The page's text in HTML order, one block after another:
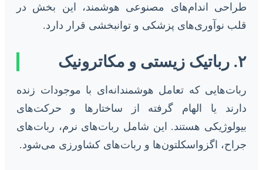
طراحی اندام‌های مصنوعی هوشمند، این بخش در
قلب نوآوری‌های پزشکی و توانبخشی قرار دارد.
۲. رباتیک زیستی و مکاترونیک
ربات‌هایی که تعامل هوشمندانه‌ای با موجودات زنده
دارند یا الهام گرفته از ساختارها و حرکت‌های
بیولوژیکی هستند. این شامل ربات‌های نرم، ربات‌های
جراح، اگزواسکلتون‌ها و ربات‌های کشاورزی می‌شود.